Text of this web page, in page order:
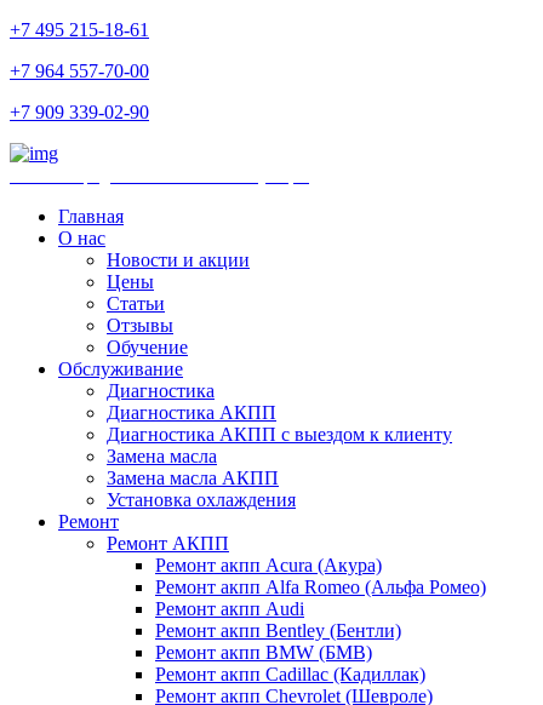
+7 495 215-18-61
+7 964 557-70-00
+7 909 339-02-90
Главная
О нас
Новости и акции
Цены
Статьи
Отзывы
Обучение
Обслуживание
Диагностика
Диагностика АКПП
Диагностика АКПП с выездом к клиенту
Замена масла
Замена масла АКПП
Установка охлаждения
Ремонт
Ремонт АКПП
Ремонт акпп Acura (Акура)
Ремонт акпп Alfa Romeo (Альфа Ромео)
Ремонт акпп Audi
Ремонт акпп Bentley (Бентли)
Ремонт акпп BMW (БМВ)
Ремонт акпп Cadillac (Кадиллак)
Ремонт акпп Chevrolet (Шевроле)